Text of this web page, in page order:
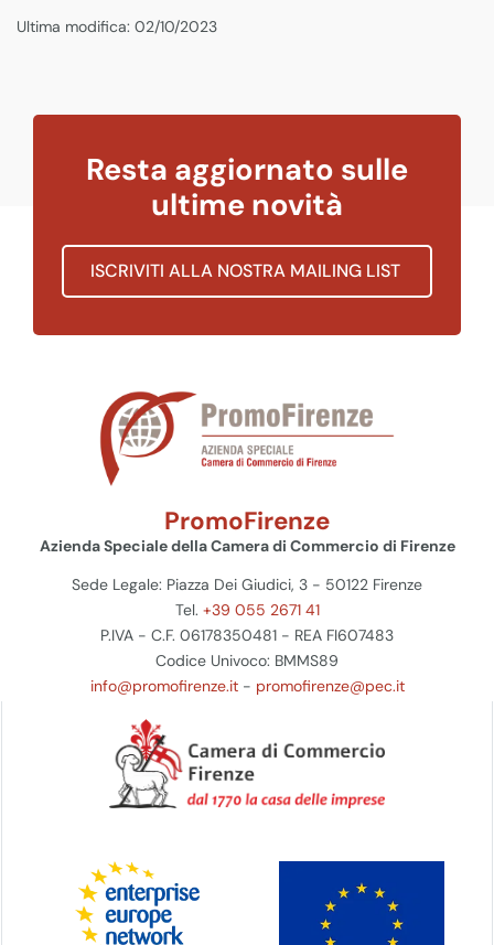
Ultima modifica: 02/10/2023
Resta aggiornato sulle
ultime novità
ISCRIVITI ALLA NOSTRA MAILING LIST
PromoFirenze
Azienda Speciale della Camera di Commercio di Firenze
Sede Legale: Piazza Dei Giudici, 3 - 50122 Firenze
Tel. +39 055 2671 41
P.IVA - C.F. 06178350481 - REA FI607483
Codice Univoco: BMMS89
info@promofirenze.it- promofirenze@pec.it